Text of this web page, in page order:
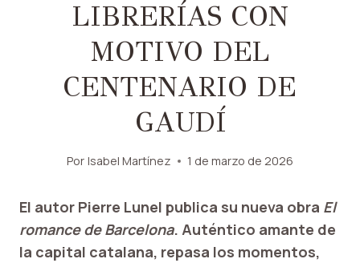
LIBRERÍAS CON
MOTIVO DEL
CENTENARIO DE
GAUDÍ
Por Isabel Martínez 1 de marzo de 2026
El autor Pierre Lunel publica su nueva obra El
romance de Barcelona. Auténtico amante de
la capital catalana, repasa los momentos,